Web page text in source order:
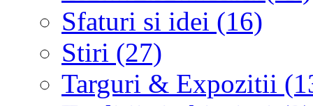
Sfaturi si idei (16)
Stiri (27)
Targuri & Expozitii